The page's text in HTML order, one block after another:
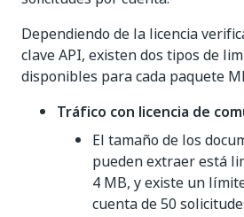
Dependiendo de la licencia
clave API, existen dos tipos de
disponibles para cada paquete
Tráfico con licencia de
El tamaño de los
pueden extraer está
4 MB, y existe un
cuenta de 50